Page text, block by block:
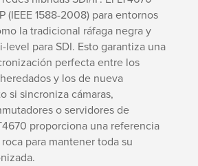
(IEEE 1588-2008) para entornos
la tradicional ráfaga negra y
para SDI. Esto garantiza una
perfecta entre los
y los de nueva
si sincroniza cámaras,
o servidores de
proporciona una referencia
para mantener toda su